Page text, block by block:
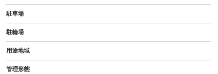
駐車場
駐輪場
用途地域
管理形態